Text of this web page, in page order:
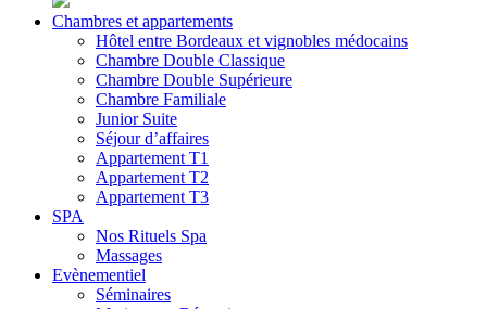
Chambres et appartements
Hôtel entre Bordeaux et vignobles médocains
Chambre Double Classique
Chambre Double Supérieure
Chambre Familiale
Junior Suite
Séjour d’affaires
Appartement T1
Appartement T2
Appartement T3
SPA
Nos Rituels Spa
Massages
Evènementiel
Séminaires